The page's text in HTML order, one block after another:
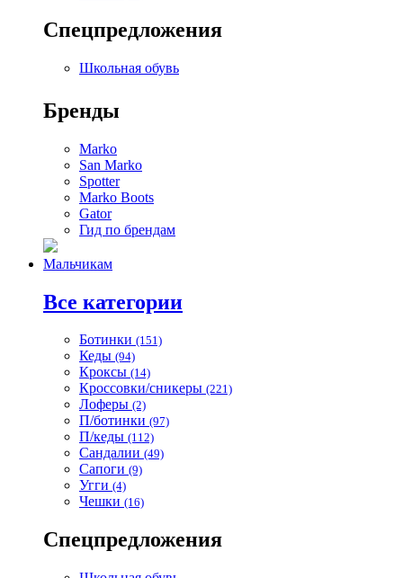
Спецпредложения
Школьная обувь
Бренды
Marko
San Marko
Spotter
Marko Boots
Gator
Гид по брендам
Мальчикам
Все категории
Ботинки (151)
Кеды (94)
Кроксы (14)
Кроссовки/сникеры (221)
Лоферы (2)
П/ботинки (97)
П/кеды (112)
Сандалии (49)
Сапоги (9)
Угги (4)
Чешки (16)
Спецпредложения